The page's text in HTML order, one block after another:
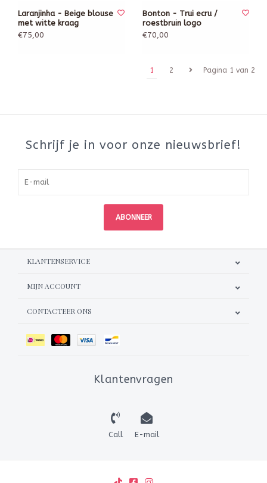
Laranjinha - Beige blouse
met witte kraag
€75,00
Bonton - Trui ecru /
roestbruin logo
€70,00
Pagina 1 van 2
1 2
Schrijf je in voor onze nieuwsbrief!
ABONNEER
KLANTENSERVICE
MIJN ACCOUNT
CONTACTEER ONS
Klantenvragen
Call E-mail